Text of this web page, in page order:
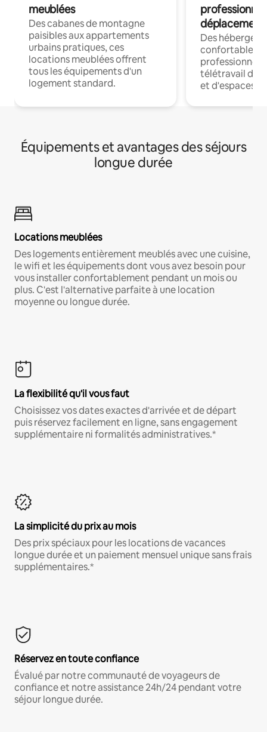
meublées
Des cabanes de montagne
paisibles aux appartements
urbains pratiques, ces
locations meublées offrent
tous les équipements d'un
logement standard.
déplacement
Des
confortables
professionnels
télétravail
et d'espaces
Équipements et avantages des séjours
longue durée
Locations meublées
Des logements entièrement meublés avec une cuisine,
le wifi et les équipements dont vous avez besoin pour
vous installer confortablement pendant un mois ou
plus. C'est l'alternative parfaite à une location
moyenne ou longue durée.
La flexibilité qu'il vous faut
Choisissez vos dates exactes d'arrivée et de départ
puis réservez facilement en ligne, sans engagement
supplémentaire ni formalités administratives.*
La simplicité du prix au mois
Des prix spéciaux pour les locations de vacances
longue durée et un paiement mensuel unique sans frais
supplémentaires.*
Réservez en toute confiance
Évalué par notre communauté de voyageurs de
confiance et notre assistance 24h/24 pendant votre
séjour longue durée.